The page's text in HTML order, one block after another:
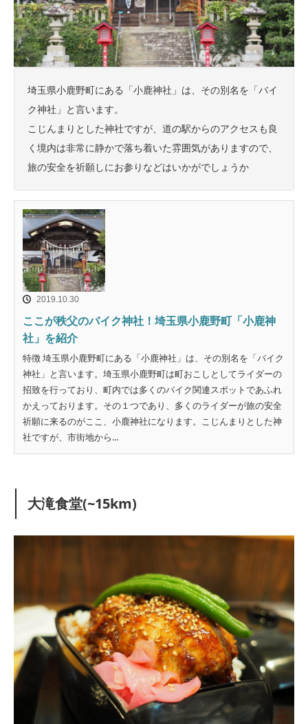
埼玉県小鹿野町にある「小鹿神社」は、その別名を「バイ
ク神社」と言います。
こじんまりとした神社ですが、道の駅からのアクセスも良
く境内は非常に静かで落ち着いた雰囲気がありますので、
旅の安全を祈願しにお参りなどはいかがでしょうか
2019.10.30
ここが秩父のバイク神社！埼玉県小鹿野町「小鹿神
社」を紹介
特徴 埼玉県小鹿野町にある「小鹿神社」は、その別名を「バイク
神社」と言います。埼玉県小鹿野町は町おこしとしてライダーの
招致を行っており、町内では多くのバイク関連スポットであふれ
かえっております。その１つであり、多くのライダーが旅の安全
祈願に来るのがここ、小鹿神社になります。こじんまりとした神
社ですが、市街地から...
大滝食堂(~15km)